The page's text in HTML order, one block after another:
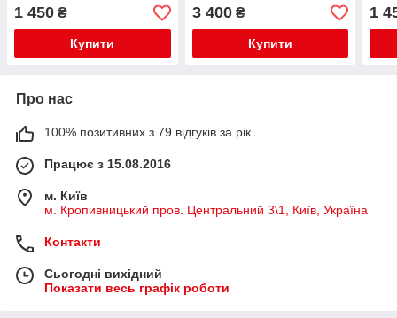
Dixidox Antidandruff
Shampoo 200 ml
1 450 ₴
Купити
3 400₴
Купити
1
Про нас
100% позитивних з 79 відгуків за рік
Працює з 15.08.2016
м. Київ
м. Кропивницький пров. Центральний 3\1, Київ, Україна
Контакти
Сьогодні вихідний
Показати весь графік роботи